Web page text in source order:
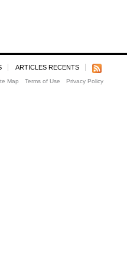
ARTICLES RECENTS
Map Terms of Use Privacy Policy